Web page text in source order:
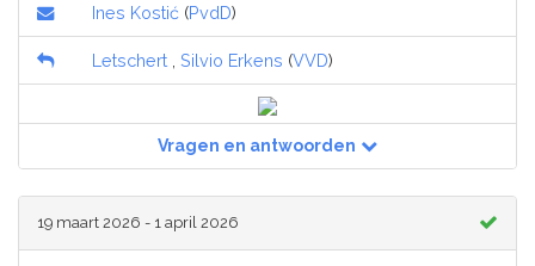
Ines Kostić (PvdD)
Letschert Silvio Erkens (VVD)
Vragen en antwoorden
19 maart 2026 - 1 april 2026